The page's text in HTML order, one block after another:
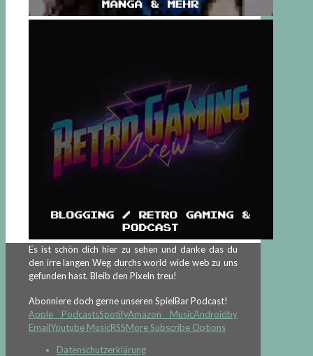
Es ist schön dich hier zu sehen und danke das du
den irre langen Weg durchs world wide web zu uns
gefunden hast. Bleib den Pixeln treu!
Abonniere doch gerne unseren SpielBar Podcast!
Apple PodcastsSpotifyAmazon MusicAndroidby
EmailYoutube MusicRSSMore Subscribe Options
Datenschutzerklärung